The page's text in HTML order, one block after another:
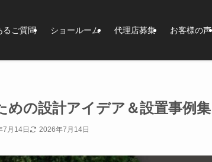
るご質問 ショールーム 代理店募集 お客様の声
めの設計アイデア＆設置事例集
7月14日 2026年7月14日